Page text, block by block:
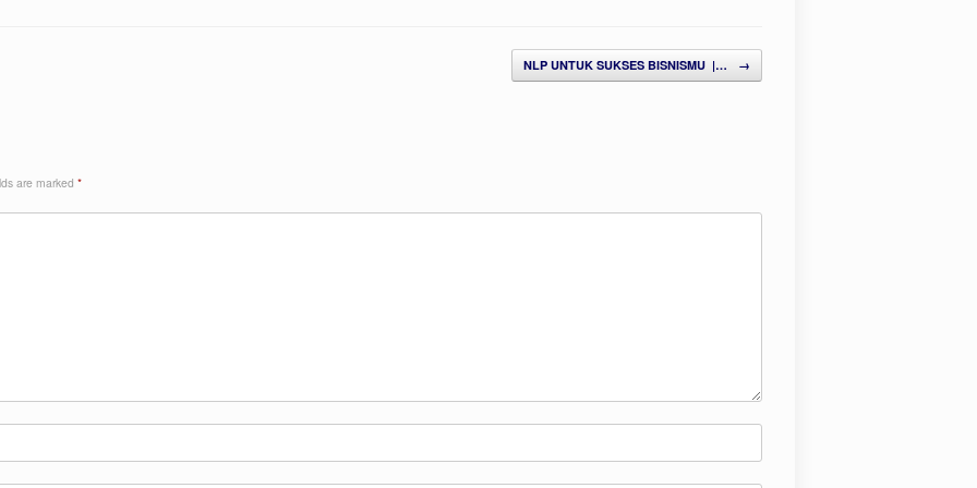
NLP UNTUK SUKSES BISNISMU |… →
are marked *